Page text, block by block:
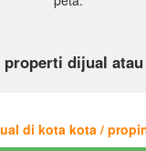
properti dijual
di kota kota /